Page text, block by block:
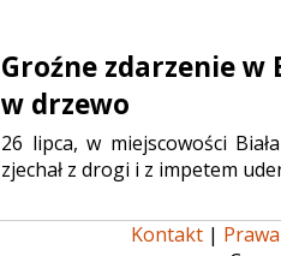
Groźne zdarzenie w
w drzewo
26 lipca, w miejscowości
zjechał z drogi i z impetem
Kontakt |